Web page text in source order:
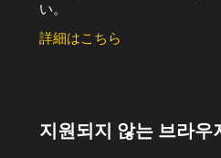
い。
詳細はこちら
지원되지 않는 브라우